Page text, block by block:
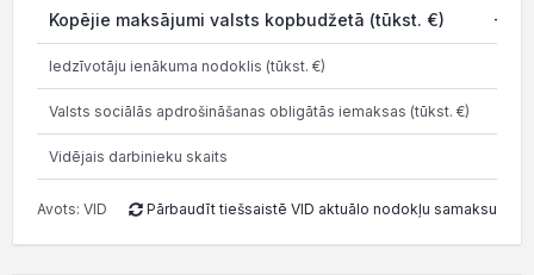
Kopējie maksājumi valsts kopbudžetā (tūkst. €) -
Iedzīvotāju ienākuma nodoklis (tūkst. €)
Valsts sociālās apdrošināšanas obligātās iemaksas (tūkst. €)
Vidējais darbinieku skaits
Avots: VID Pārbaudīt tiešsaistē VID aktuālo nodokļu samaksu